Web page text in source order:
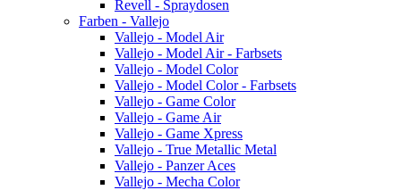
Revell - Spraydosen
Farben - Vallejo
Vallejo - Model Air
Vallejo - Model Air - Farbsets
Vallejo - Model Color
Vallejo - Model Color - Farbsets
Vallejo - Game Color
Vallejo - Game Air
Vallejo - Game Xpress
Vallejo - True Metallic Metal
Vallejo - Panzer Aces
Vallejo - Mecha Color